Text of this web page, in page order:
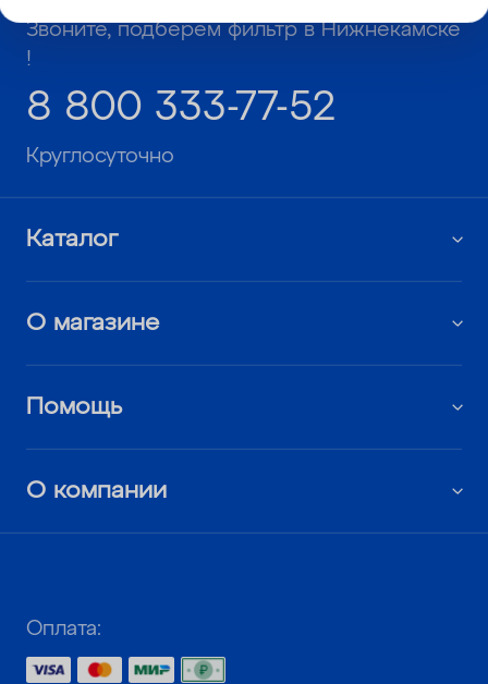
Звоните, подберем фильтр в Нижнекамске
!
8 800 333-77-52
Круглосуточно
Каталог
О магазине
Помощь
О компании
Оплата: